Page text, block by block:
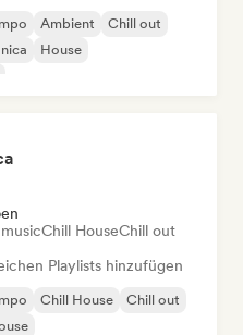
Ambient
Chill out
House
Chill HouseChill out
Playlists hinzufügen
Chill House
Chill out